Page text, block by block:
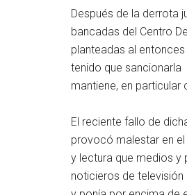
Después de la derrota
bancadas del Centro
planteadas al
tenido que
mantiene, en particular
El reciente fallo de
provocó malestar en
y lectura que medios y
noticieros de